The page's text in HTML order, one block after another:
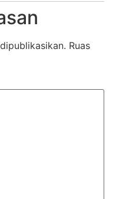
Ruas